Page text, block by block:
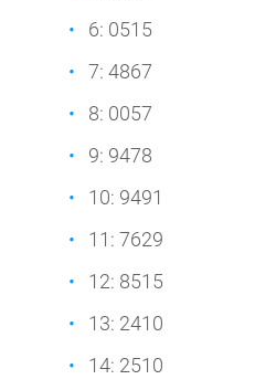
6: 0515
7: 4867
8: 0057
9: 9478
10: 9491
11: 7629
12: 8515
13: 2410
14: 2510